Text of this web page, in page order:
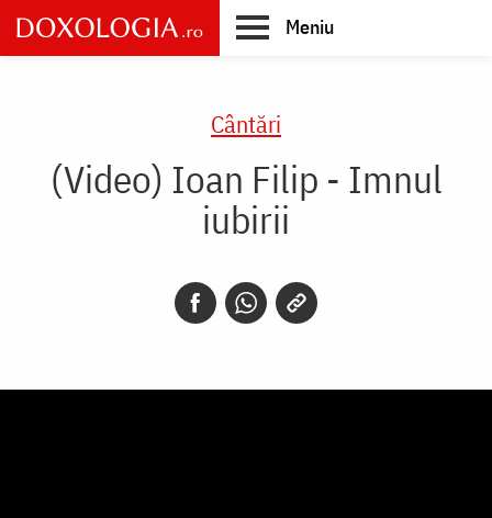
Skip
to
main
Meniu
Cântări
(Video) Ioan Filip - Imnul
iubirii